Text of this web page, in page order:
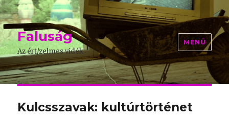
Faluság
Az ért/zelmes vidék
MENÜ
Kulcsszavak: kultúrtörténet